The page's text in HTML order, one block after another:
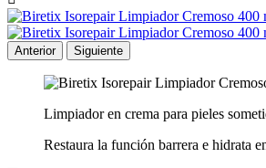
Anterior Siguiente
Limpiador en crema para pieles
Restaura la función barrera e hidrata